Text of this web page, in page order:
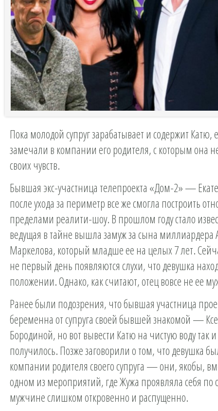
Пока молодой супруг зарабатывает и содержит Катю,
замечали в компании его родителя, с которым она
своих чувств.
Бывшая экс-участница телепроекта «Дом-2» —
после ухода за периметр все же смогла построить
пределами реалити-шоу. В прошлом году стало
ведущая в тайне вышла замуж за сына миллиардера
Маркелова, который младше ее на целых 7 лет.
не первый день появляются слухи, что девушка
положении. Однако, как считают, отец вовсе не ее
Ранее были подозрения, что бывшая участница
беременна от супруга своей бывшей знакомой —
Бородиной, но вот вывести Катю на чистую воду так
получилось. Позже заговорили о том, что девушка
компании родителя своего супруга — они, якобы,
одном из мероприятий, где Жужа проявляла себя
мужчине слишком откровенно и распущенно.